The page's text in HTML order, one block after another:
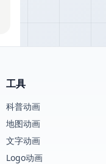
工具
科普动画
地图动画
文字动画
Logo动画